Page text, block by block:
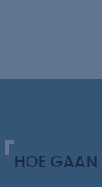
HOE GAAN